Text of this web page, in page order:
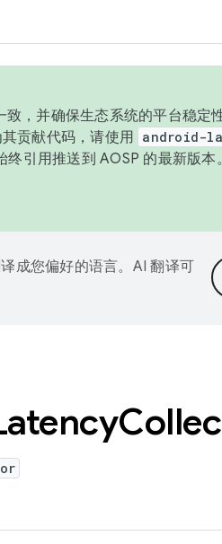
，并确保生态系统的平台稳定
贡献代码，请使用 android-
终引用推送到 AOSP 的最新版
成您偏好的语言。AI 翻译可